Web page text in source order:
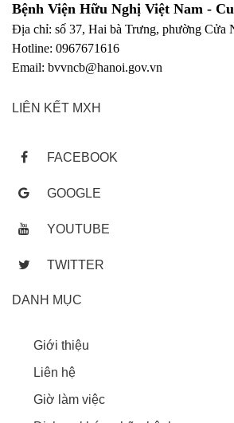
Bệnh Viện Hữu Nghị Việt Nam -
Địa chỉ: số 37, Hai bà Trưng, phường Cửa
Hotline: 0967671616
Email: bvvncb@hanoi.gov.vn
LIÊN KẾT MXH
FACEBOOK
GOOGLE
YOUTUBE
TWITTER
DANH MỤC
Giới thiệu
Liên hệ
Giờ làm việc